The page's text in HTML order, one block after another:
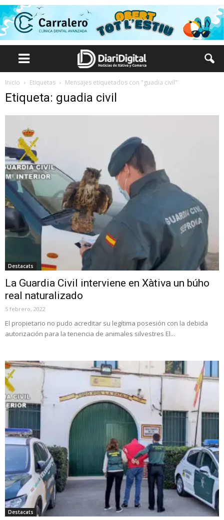
Inicio Etiquetas Mensajes etiquetados con "guadia civil"
Etiqueta: guadia civil
Destacats
La Guardia Civil interviene en Xàtiva un búho
real naturalizado
5 febrero, 2022
El propietario no pudo acreditar su legítima posesión con la debida
autorización para la tenencia de animales silvestres El...
Destacats